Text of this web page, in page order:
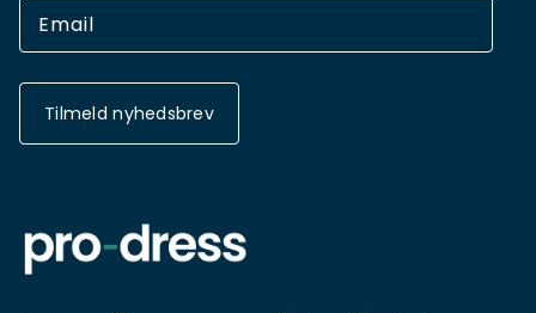
Tilmeld nyhedsbrev